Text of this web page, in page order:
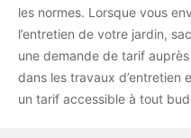
les normes. Lorsque vous
l’entretien de votre jardin,
une demande de tarif
dans les travaux d’entretien
un tarif accessible à tout